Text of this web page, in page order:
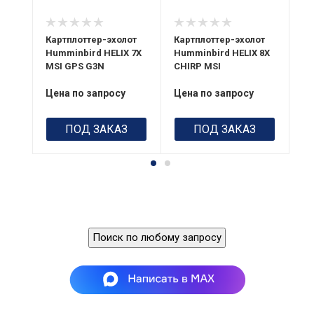
Картплоттер-эхолот
Humminbird HELIX 7X
MSI GPS G3N
Цена по запросу
ПОД ЗАКАЗ
Картплоттер-эхолот
Humminbird HELIX 8X
CHIRP MSI
Цена по запросу
ПОД ЗАКАЗ
Поиск по любому запросу